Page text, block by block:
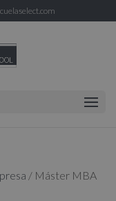
/ Máster MBA